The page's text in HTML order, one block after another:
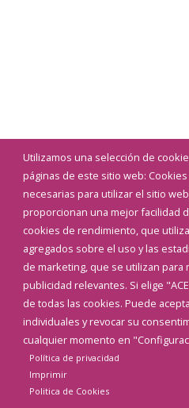
Utilizamos una selección de
páginas de este sitio web:
necesarias para utilizar el sitio
proporcionan una mejor facilidad
cookies de rendimiento, que
agregados sobre el uso y las
de marketing, que se utilizan para
publicidad relevantes. Si elige
de todas las cookies. Puede
individuales y revocar su
cualquier momento en
Política de privacidad
Imprimir
Politica de Cookies